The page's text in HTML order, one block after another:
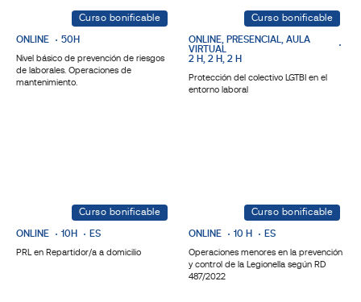
Curso bonificable
ONLINE 50H
Nivel básico de prevención de riesgos
de laborales. Operaciones de
mantenimiento.
Curso bonificable
ONLINE, PRESENCIAL, AULA
VIRTUAL
2 H, 2 H, 2 H
Protección del colectivo LGTBI en el
entorno laboral
Curso bonificable
ONLINE 10H ES
PRL en Repartidor/a a domicilio
Curso bonificable
ONLINE 10 H ES
Operaciones menores en la prevención
y control de la Legionella según RD
487/2022